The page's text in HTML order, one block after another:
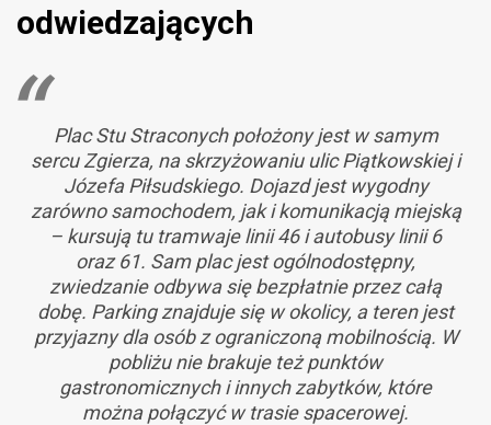
odwiedzających
Plac Stu Straconych położony jest w samym
sercu Zgierza, na skrzyżowaniu ulic Piątkowskiej i
Józefa Piłsudskiego. Dojazd jest wygodny
zarówno samochodem, jak i komunikacją miejską
– kursują tu tramwaje linii 46 i autobusy linii 6
oraz 61. Sam plac jest ogólnodostępny,
zwiedzanie odbywa się bezpłatnie przez całą
dobę. Parking znajduje się w okolicy, a teren jest
przyjazny dla osób z ograniczoną mobilnością. W
pobliżu nie brakuje też punktów
gastronomicznych i innych zabytków, które
można połączyć w trasie spacerowej.